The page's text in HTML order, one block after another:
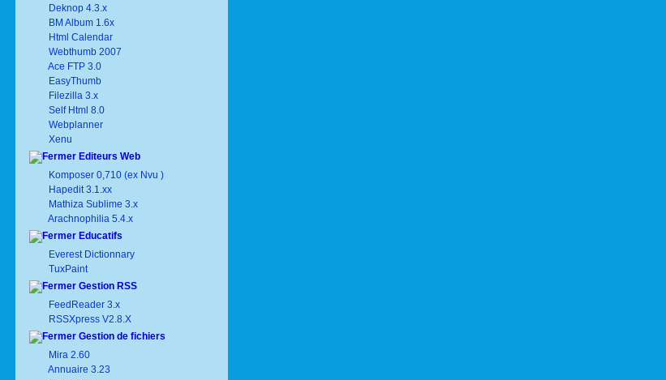
Deknop 4.3.x
BM Album 1.6x
Html Calendar
Webthumb 2007
Ace FTP 3.0
EasyThumb
Filezilla 3.x
Self Html 8.0
Webplanner
Xenu
Editeurs Web
Komposer 0,710 (ex Nvu )
Hapedit 3.1.xx
Mathiza Sublime 3.x
Arachnophilia 5.4.x
Educatifs
Everest Dictionnary
TuxPaint
Gestion RSS
FeedReader 3.x
RSSXpress V2.8.X
Gestion de fichiers
Mira 2.60
Annuaire 3.23